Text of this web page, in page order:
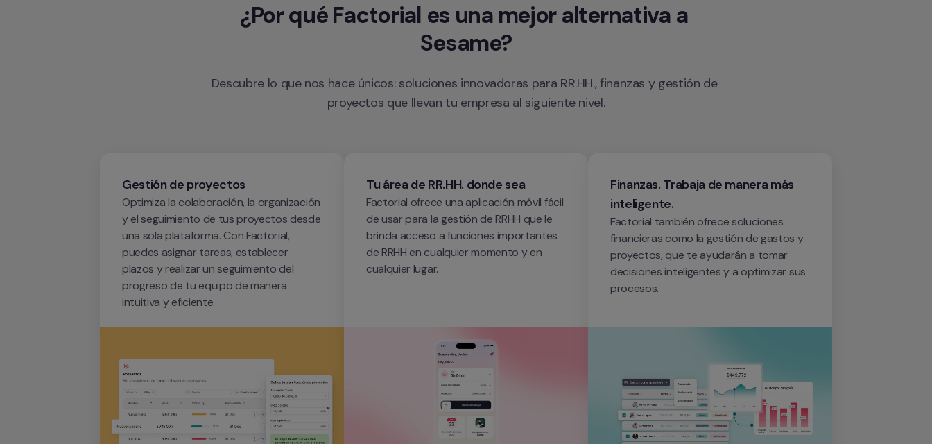
¿Por qué Factorial es una mejor alternativa a
Sesame?
Descubre lo que nos hace únicos: soluciones innovadoras para RR.HH., finanzas y gestión de
proyectos que llevan tu empresa al siguiente nivel.
Gestión de proyectos
Optimiza la colaboración, la organización
y el seguimiento de tus proyectos desde
una sola plataforma. Con Factorial,
puedes asignar tareas, establecer
plazos y realizar un seguimiento del
progreso de tu equipo de manera
intuitiva y eficiente.
Tu área de RR.HH. donde sea
Factorial ofrece una aplicación móvil fácil
de usar para la gestión de RRHH que le
brinda acceso a funciones importantes
de RRHH en cualquier momento y en
cualquier lugar.
Finanzas. Trabaja de manera más
inteligente.
Factorial también ofrece soluciones
financieras como la gestión de gastos y
proyectos, que te ayudarán a tomar
decisiones inteligentes y a optimizar sus
procesos.